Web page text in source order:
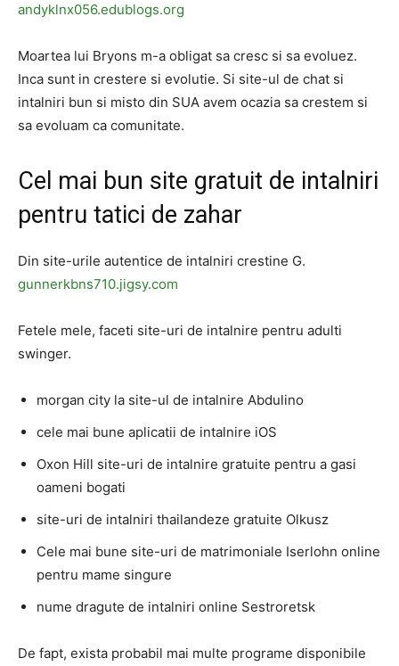
andyklnx056.edublogs.org
Moartea lui Bryons m-a obligat sa cresc si sa evoluez.
Inca sunt in crestere si evolutie. Si site-ul de chat si
intalniri bun si misto din SUA avem ocazia sa crestem si
sa evoluam ca comunitate.
Cel mai bun site gratuit de intalniri
pentru tatici de zahar
Din site-urile autentice de intalniri crestine G.
gunnerkbns710.jigsy.com
Fetele mele, faceti site-uri de intalnire pentru adulti
swinger.
morgan city la site-ul de intalnire Abdulino
cele mai bune aplicatii de intalnire iOS
Oxon Hill site-uri de intalnire gratuite pentru a gasi
oameni bogati
site-uri de intalniri thailandeze gratuite Olkusz
Cele mai bune site-uri de matrimoniale Iserlohn online
pentru mame singure
nume dragute de intalniri online Sestroretsk
De fapt, exista probabil mai multe programe disponibile